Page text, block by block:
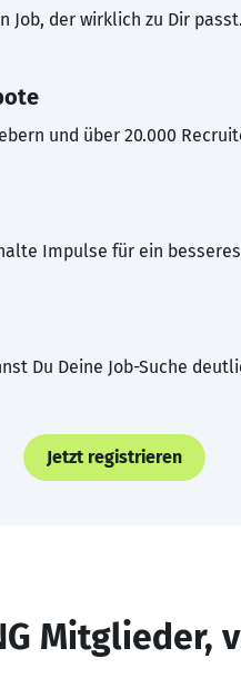
Job, der wirklich zu Dir
und über 20.000
Impulse für ein besseres
Du Deine Job-Suche
Jetzt registrieren
Mitglieder,